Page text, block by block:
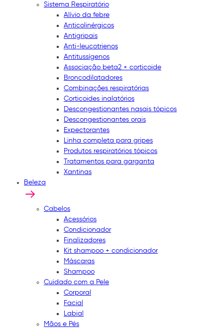
Sistema Respiratório
Alívio da febre
Anticolinérgicos
Antigripais
Anti-leucotrienos
Antitussígenos
Associação beta2 + corticoide
Broncodilatadores
Combinações respiratórias
Corticoides inalatórios
Descongestionantes nasais tópicos
Descongestionantes orais
Expectorantes
Linha completa para gripes
Produtos respiratórios tópicos
Tratamentos para garganta
Xantinas
Beleza
Cabelos
Acessórios
Condicionador
Finalizadores
Kit shampoo + condicionador
Máscaras
Shampoo
Cuidado com a Pele
Corporal
Facial
Labial
Mãos e Pés